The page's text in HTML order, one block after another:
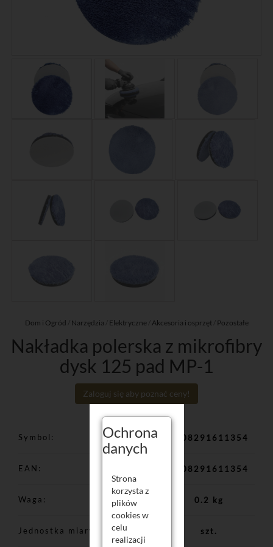
Dom i Ogród Narzędzia Elektryczne/ Akcesoria i osprzęt/ Pozostałe
Nakładka polerska z mikrofibry
dysk 125 pad MP-1
Zaloguj się aby poznać ceny!
Symbol 5908291611354
EAN 5908291611354
Waga 0.2 kg
Jednostka miary szt.
Ochrona
danych
Strona
korzysta z
plików
cookies w
celu
realizacji